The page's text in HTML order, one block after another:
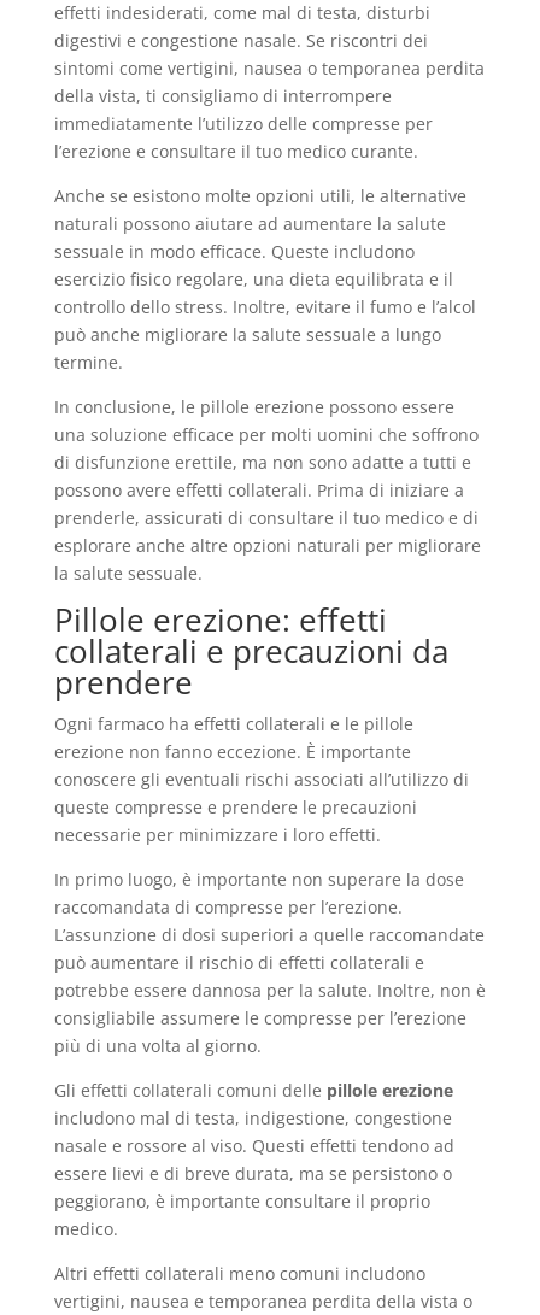
effetti indesiderati, come mal di testa, disturbi
digestivi e congestione nasale. Se riscontri dei
sintomi come vertigini, nausea o temporanea perdita
della vista, ti consigliamo di interrompere
immediatamente l’utilizzo delle compresse per
l’erezione e consultare il tuo medico curante.
Anche se esistono molte opzioni utili, le alternative
naturali possono aiutare ad aumentare la salute
sessuale in modo efficace. Queste includono
esercizio fisico regolare, una dieta equilibrata e il
controllo dello stress. Inoltre, evitare il fumo e l’alcol
può anche migliorare la salute sessuale a lungo
termine.
In conclusione, le pillole erezione possono essere
una soluzione efficace per molti uomini che soffrono
di disfunzione erettile, ma non sono adatte a tutti e
possono avere effetti collaterali. Prima di iniziare a
prenderle, assicurati di consultare il tuo medico e di
esplorare anche altre opzioni naturali per migliorare
la salute sessuale.
Pillole erezione: effetti
collaterali e precauzioni da
prendere
Ogni farmaco ha effetti collaterali e le pillole
erezione non fanno eccezione. È importante
conoscere gli eventuali rischi associati all’utilizzo di
queste compresse e prendere le precauzioni
necessarie per minimizzare i loro effetti.
In primo luogo, è importante non superare la dose
raccomandata di compresse per l’erezione.
L’assunzione di dosi superiori a quelle raccomandate
può aumentare il rischio di effetti collaterali e
potrebbe essere dannosa per la salute. Inoltre, non è
consigliabile assumere le compresse per l’erezione
più di una volta al giorno.
Gli effetti collaterali comuni delle pillole erezione
includono mal di testa, indigestione, congestione
nasale e rossore al viso. Questi effetti tendono ad
essere lievi e di breve durata, ma se persistono o
peggiorano, è importante consultare il proprio
medico.
Altri effetti collaterali meno comuni includono
vertigini, nausea e temporanea perdita della vista o